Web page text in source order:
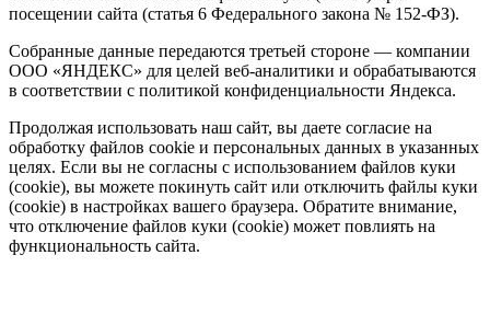
посещении сайта (статья 6 Федерального закона № 152-ФЗ).
Собранные данные передаются третьей стороне — компании
ООО «ЯНДЕКС» для целей веб-аналитики и обрабатываются
в соответствии с политикой конфиденциальности Яндекса.
Продолжая использовать наш сайт, вы даете согласие на
обработку файлов cookie и персональных данных в указанных
целях. Если вы не согласны с использованием файлов куки
(cookie), вы можете покинуть сайт или отключить файлы куки
(cookie) в настройках вашего браузера. Обратите внимание,
что отключение файлов куки (cookie) может повлиять на
функциональность сайта.